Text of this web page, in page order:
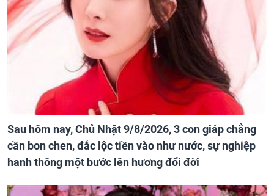
Sau hôm nay, Chủ Nhật 9/8/2026, 3 con giáp chẳng
cần bon chen, đắc lộc tiền vào như nước, sự nghiệp
hanh thông một bước lên hương đổi đời